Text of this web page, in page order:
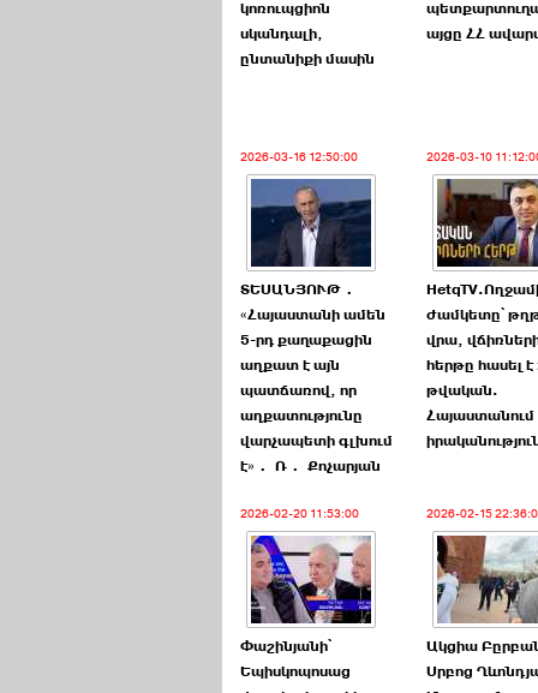
կոռուպցիոն
սկանդալի,
ընտանիքի մասին
այցը ՀՀ
2026-03-16 12:50:00
ՏԵՍԱՆՅՈՒԹ․
«Հայաստանի ամեն
5-րդ քաղաքացին
աղքատ է այն
պատճառով, որ
աղքատությունը
վարչապետի գլխում
է»․ Ռ․ Քոչարյան
2026-03-10
ժամկետը՝
վրա,
հերթը հասել
թվական.
Հայաստանում
2026-02-20 11:53:00
Փաշինյանի՝
Եպիսկոպոսաց
2026-02-15
Ակցիա
Սրբոց